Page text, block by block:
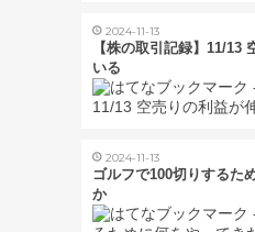
2024-11-13
【株の取引記録】11/13
いる
2024-11-13
ゴルフで100切りするた
か